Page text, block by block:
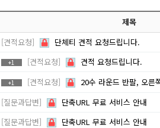
제목
[견적요청] 단체티 견적 요청드립니다.
+1 [견적요청] 견적 요청드립니다.
+1 [견적요청] 20수 라운드 반팔, 오
[질문과답변] 단축URL 무료 서비스 안내
[질문과답변] 단축URL 무료 서비스 안내